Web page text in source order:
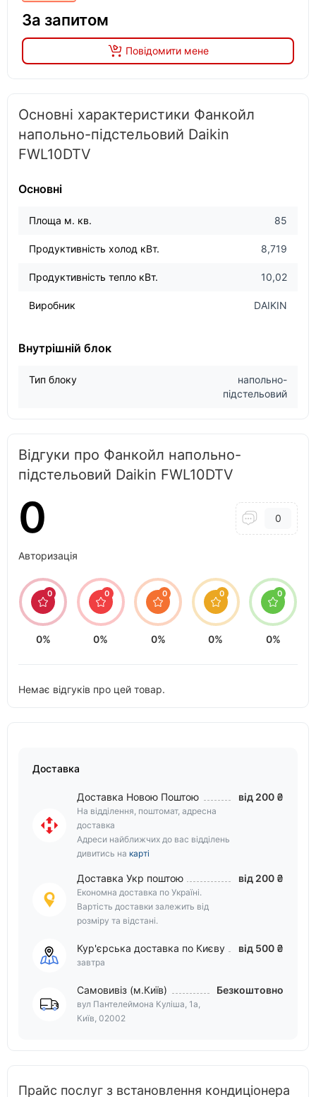
За запитом
Повідомити мене
Основні характеристики Фанкойл
напольно-підстельовий Daikin
FWL10DTV
Основні
Площа м. кв. 85
Продуктивність холод кВт. 8,719
Продуктивність тепло кВт. 10,02
Виробник DAIKIN
Внутрішній блок
Тип блоку
напольно-
підстельовий
Відгуки про Фанкойл напольно-
підстельовий Daikin FWL10DTV
0 0
Авторизація
0
0%
0
0%
0
0%
0
0%
0
0%
Немає відгуків про цей товар.
Доставка
Доставка Новою Поштою
На відділення, поштомат, адресна
доставка
Адреси найближчих до вас відділень
дивитись на карті
від 200 ₴
Доставка Укр поштою
Економна доставка по Україні.
Вартість доставки залежить від
розміру та відстані.
від 200 ₴
Кур'єрська доставка по Києву
завтра
від 500 ₴
Самовивіз (м.Київ)
вул Пантелеймона Куліша, 1а,
Київ, 02002
Безкоштовно
Прайс послуг з встановлення кондиціонера